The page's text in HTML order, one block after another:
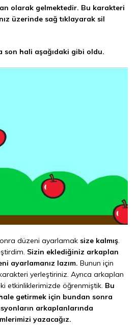
olarak gelmektedir. Bu karakteri
üzerinde sağ tıklayarak sil
son hali aşağıdaki gibi oldu.
düzeni ayarlamak size kalmış.
Sizin eklediğiniz arkaplan
ayarlamanız lazım. Bunun için
yerleştiriniz. Ayrıca arkaplan
etkinliklerimizde öğrenmiştik. Bu
getirmek için bundan sonra
arkaplanlarında
yazacağız.